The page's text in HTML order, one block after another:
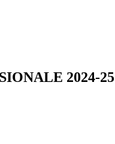
2024-25